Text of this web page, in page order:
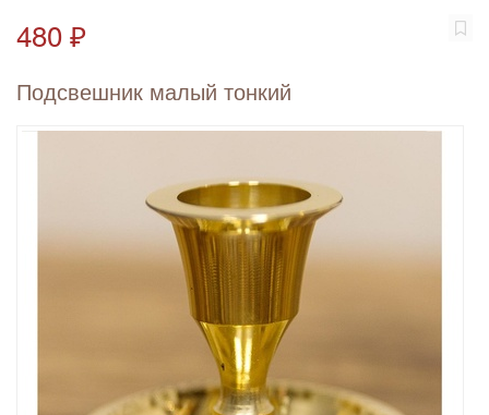
480 ₽
Подсвешник малый тонкий